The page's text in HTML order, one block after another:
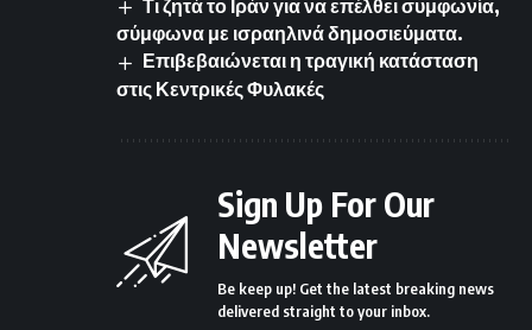
Τι ζητά το Ιράν για να επέλθει συμφωνία,
σύμφωνα με ισραηλινά δημοσιεύματα.
Επιβεβαιώνεται η τραγική κατάσταση
στις Κεντρικές Φυλακές
Sign Up For Our
Newsletter
Be keep up! Get the latest breaking news
delivered straight to your inbox.